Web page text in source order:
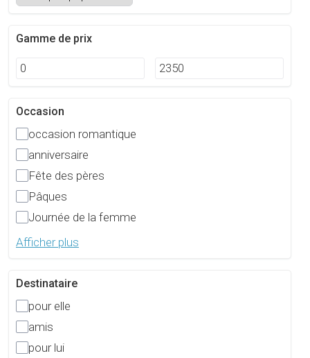
Gamme de prix
Occasion
occasion romantique
anniversaire
Fête des pères
Pâques
Journée de la femme
Afficher plus
Destinataire
pour elle
amis
pour lui